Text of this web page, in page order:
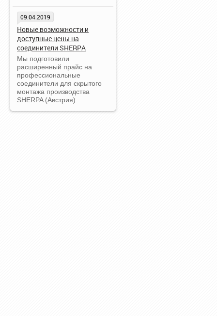
09.04.2019
Новые возможности и
доступные цены на
соединители SHERPA
Мы подготовили
расширенный прайс на
профессиональные
соединители для скрытого
монтажа производства
SHERPA (Австрия).